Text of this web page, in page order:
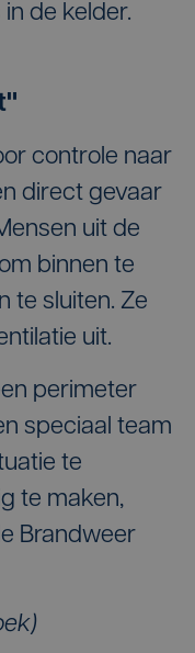
de kelder.
controle naar
direct gevaar
uit de
binnen te
te sluiten. Ze
uit.
perimeter
speciaal team
te
te maken,
Brandweer